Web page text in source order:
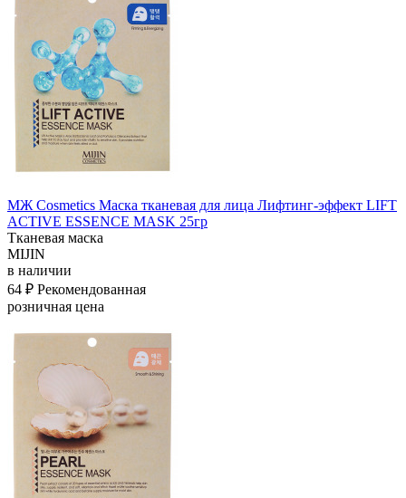
МЖ Cosmetics Маска тканевая для лица Лифтинг-эффект LIFT
ACTIVE ESSENCE MASK 25гр
Тканевая маска
MIJIN
в наличии
64 ₽ Рекомендованная
розничная цена